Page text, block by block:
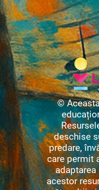
©
deschise
predare,
care permit
acestor